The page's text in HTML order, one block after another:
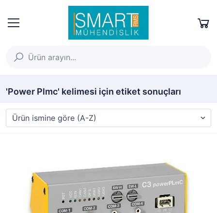
'Power Plmc' kelimesi için etiket sonuçları